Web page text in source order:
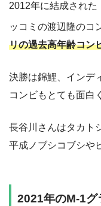
2012年に結成された
ッコミの渡辺隆のコ
リの過去高年齢コン
決勝は錦鯉、インデ
コンビもとても面白
長谷川さんはタカト
平成ノブシコブシや
2021年のM-1グ